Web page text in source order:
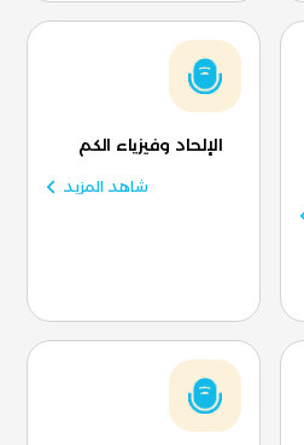
الإلحاد وفيزياء الكم
شاهد المزيد